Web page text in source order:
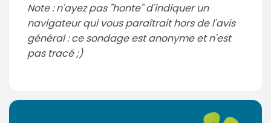
Note : n'ayez pas "honte" d'indiquer un
navigateur qui vous paraîtrait hors de l'avis
général : ce sondage est anonyme et n'est
pas tracé ;)